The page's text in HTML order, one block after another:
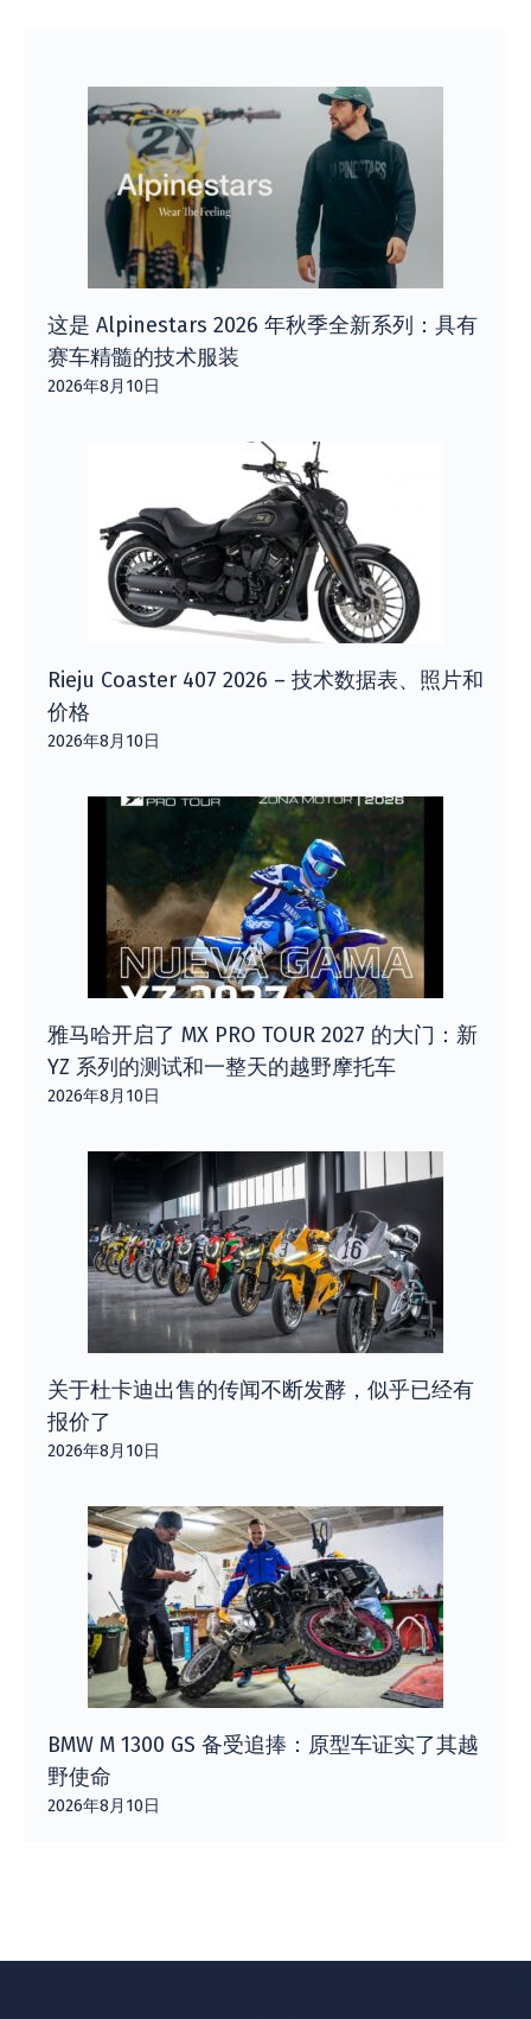
这是 Alpinestars 2026 年秋季全新系列：具有
赛车精髓的技术服装
2026年8月10日
Rieju Coaster 407 2026 – 技术数据表、照片和
价格
2026年8月10日
雅马哈开启了 MX PRO TOUR 2027 的大门：新
YZ 系列的测试和一整天的越野摩托车
2026年8月10日
关于杜卡迪出售的传闻不断发酵，似乎已经有
报价了
2026年8月10日
BMW M 1300 GS 备受追捧：原型车证实了其越
野使命
2026年8月10日